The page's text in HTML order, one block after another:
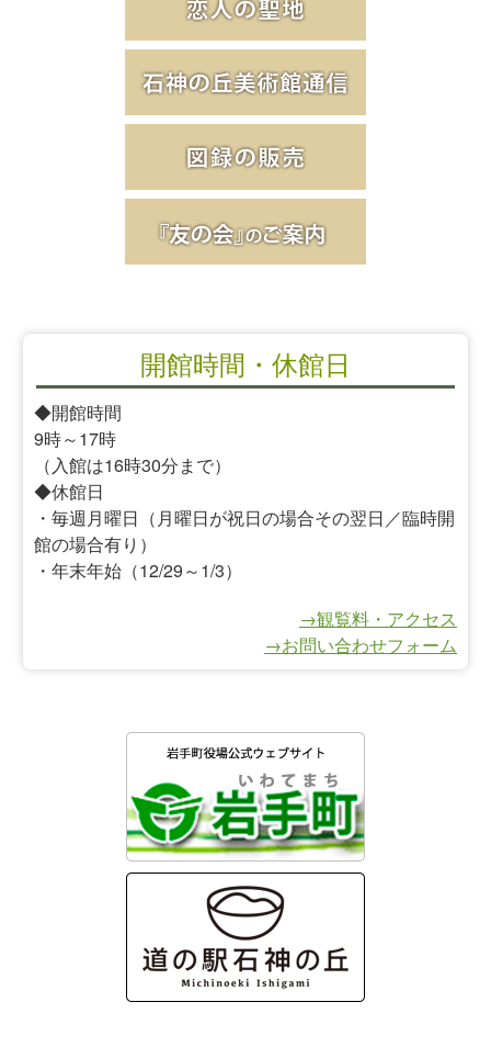
開館時間・休館日
◆開館時間
9時～17時
（入館は16時30分まで）
◆休館日
・毎週月曜日（月曜日が祝日の場合その翌日／臨時開
館の場合有り）
・年末年始（12/29～1/3）
→観覧料・アクセス
→お問い合わせフォーム